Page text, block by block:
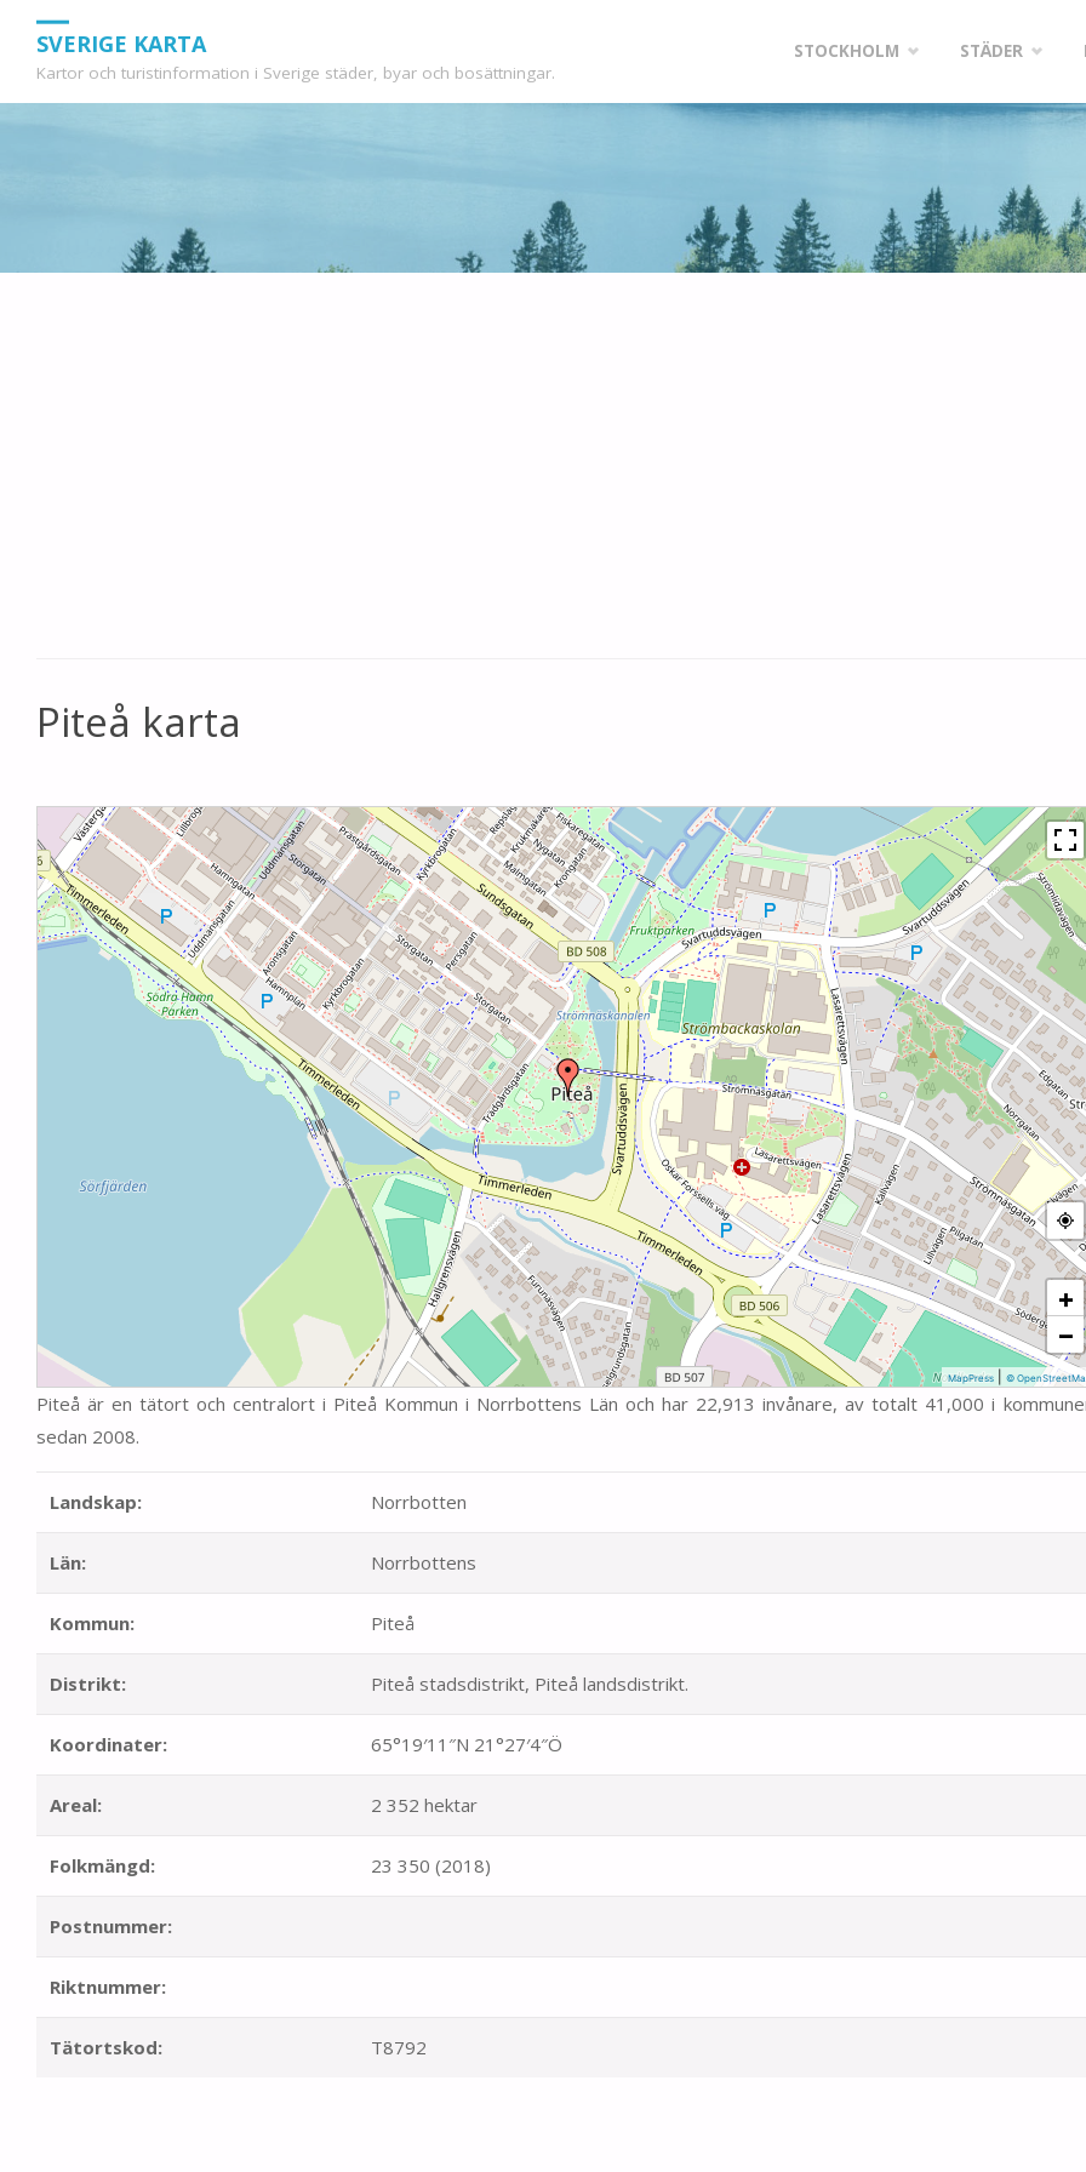
SVERIGE KARTA
Kartor och turistinformation i Sverige städer, byar och bosättningar.
STOCKHOLM STÄDER
Piteå karta
+
−
MapPress| ©
Piteå är en tätort och centralort i Piteå Kommun i Norrbottens Län och har 22,913 invånare, av totalt 41,000 i
sedan 2008.
Landskap: Norrbotten
Län: Norrbottens
Kommun: Piteå
Distrikt: Piteå stadsdistrikt, Piteå landsdistrikt.
Koordinater: 65°19′11″N 21°27′4″Ö
Areal: 2 352 hektar
Folkmängd: 23 350 (2018)
Postnummer:
Riktnummer:
Tätortskod: T8792